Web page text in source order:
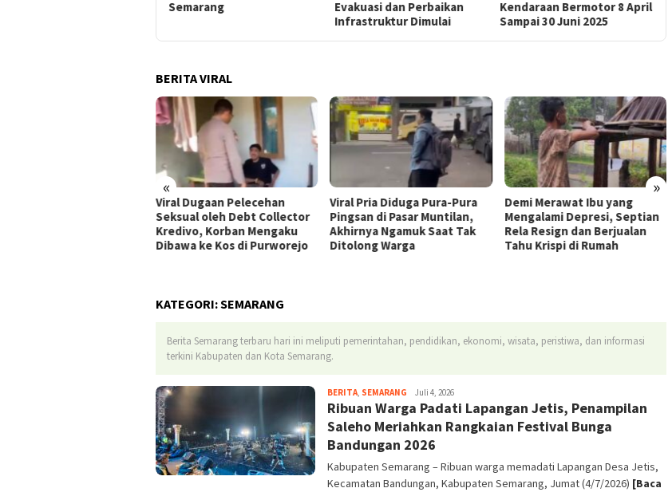
Semarang
Evakuasi dan Perbaikan
Infrastruktur Dimulai
Kendaraan Bermotor 8 April
Sampai 30 Juni 2025
BERITA VIRAL
« »
Viral Dugaan Pelecehan
Seksual oleh Debt Collector
Kredivo, Korban Mengaku
Dibawa ke Kos di Purworejo
Viral Pria Diduga Pura-Pura
Pingsan di Pasar Muntilan,
Akhirnya Ngamuk Saat Tak
Ditolong Warga
Demi Merawat Ibu yang
Mengalami Depresi, Septian
Rela Resign dan Berjualan
Tahu Krispi di Rumah
KATEGORI:SEMARANG
Berita Semarang terbaru hari ini meliputi pemerintahan, pendidikan, ekonomi, wisata, peristiwa, dan informasi
terkini Kabupaten dan Kota Semarang.
BERITA, SEMARANG magelangnews
Juli 4, 2026
Ribuan Warga Padati Lapangan Jetis, Penampilan
Saleho Meriahkan Rangkaian Festival Bunga
Bandungan 2026
Kabupaten Semarang – Ribuan warga memadati Lapangan Desa Jetis,
Kecamatan Bandungan, Kabupaten Semarang, Jumat (4/7/2026) [Baca